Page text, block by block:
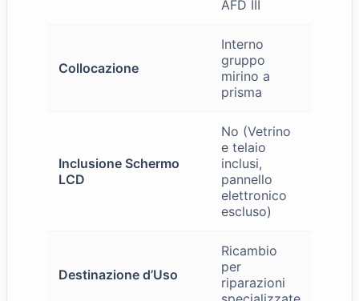
AFD III
Collocazione
Interno
gruppo
mirino a
prisma
Inclusione Schermo
LCD
No (Vetrino
e telaio
inclusi,
pannello
elettronico
escluso)
Destinazione d’Uso
Ricambio
per
riparazioni